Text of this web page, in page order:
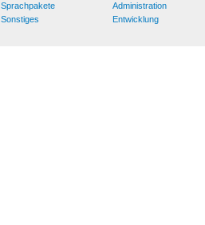
Sprachpakete
Sonstiges
Administration
Entwicklung